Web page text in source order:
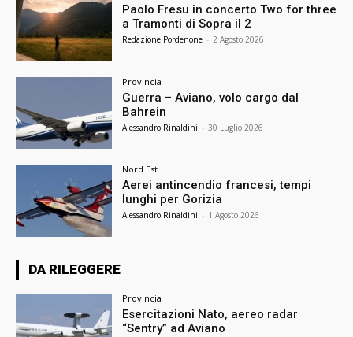
Paolo Fresu in concerto Two for three
a Tramonti di Sopra il 2
Redazione Pordenone - 2 Agosto 2026
Provincia
Guerra – Aviano, volo cargo dal
Bahrein
Alessandro Rinaldini - 30 Luglio 2026
Nord Est
Aerei antincendio francesi, tempi
lunghi per Gorizia
Alessandro Rinaldini - 1 Agosto 2026
DA RILEGGERE
Provincia
Esercitazioni Nato, aereo radar
“Sentry” ad Aviano